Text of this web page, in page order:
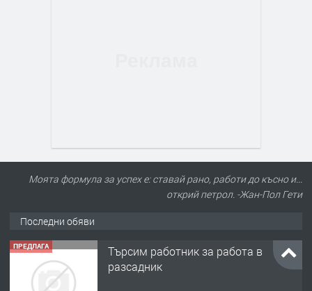
Моята формула за успех е: ставай рано, работи до късно и...
открий петрол. -Жан-Пол Гети
Последни обяви
ПРЕДЛАГА
Търсим работник за работа в
разсадник